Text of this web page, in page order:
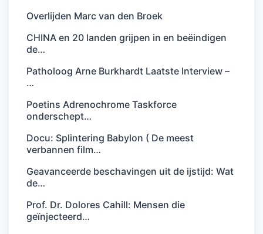
Overlijden Marc van den Broek
CHINA en 20 landen grijpen in en beëindigen
de…
Patholoog Arne Burkhardt Laatste Interview –
…
Poetins Adrenochrome Taskforce
onderschept…
Docu: Splintering Babylon ( De meest
verbannen film…
Geavanceerde beschavingen uit de ijstijd: Wat
de…
Prof. Dr. Dolores Cahill: Mensen die
geïnjecteerd…